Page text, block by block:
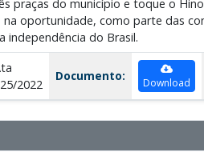
praças do município e toque o
na oportunidade, como parte das
independência do Brasil.
2022
Documento: Download